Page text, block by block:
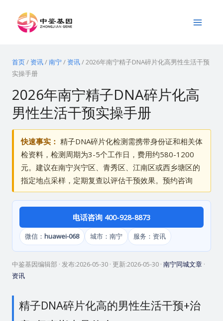
Menu
首页/ 资讯/南宁/ 资讯/2026年南宁精子DNA碎片化高男性生活干预
实操手册
2026年南宁精子DNA碎片化高
男性生活干预实操手册
快速事实： 精子DNA碎片化检测需携带身份证和相关体
检资料，检测周期为3-5个工作日，费用约580-1200
元。建议在南宁兴宁区、青秀区、江南区或西乡塘区的
指定地点采样，定期复查以评估干预效果。预约咨询
电话咨询 400-928-8873
微信： huawei-068 城市：南宁 服务：资讯
中鉴基因编辑部 · 发布:2026-05-30· 更新:2026-05-30· 南宁同城文章·
资讯
精子DNA碎片化高的男性生活干预+治